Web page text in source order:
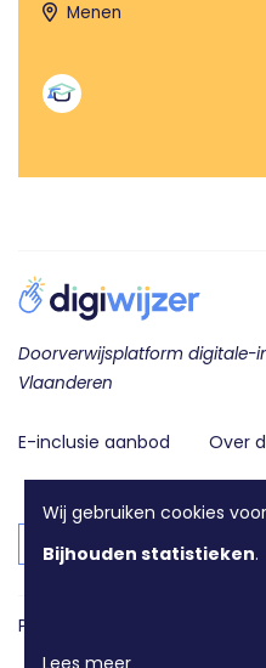
Menen
Doorverwijsplatform digitale-
Vlaanderen
E-inclusie aanbod Over
Login voor aanbieders
Privacy en disclaimer
Toegankelijkheids­verklaring
Wij gebruiken cookies
Bijhouden statistieken.
Lees meer